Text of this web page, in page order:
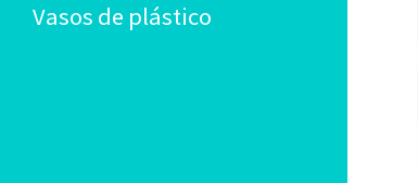
Vasos de plástico